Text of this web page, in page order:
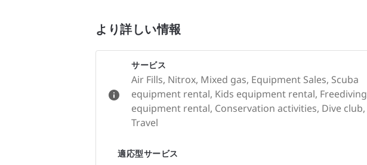
より詳しい情報
サービス
Air Fills, Nitrox, Mixed gas, Equipment Sales, Scuba
equipment rental, Kids equipment rental, Freediving
equipment rental, Conservation activities, Dive club,
Travel
適応型サービス